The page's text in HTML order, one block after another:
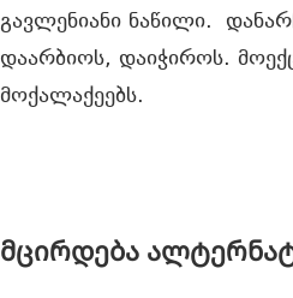
გავლენიანი ნაწილი.
დაარბიოს, დაიჭიროს.
მოქალაქეებს.
მცირდება